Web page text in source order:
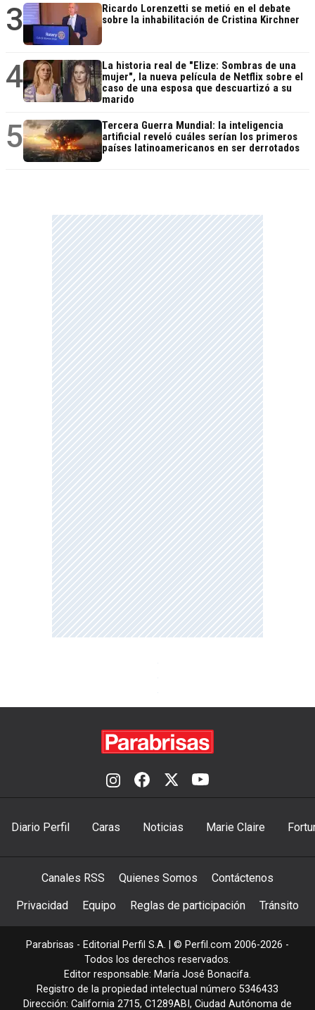
3
Ricardo Lorenzetti se metió en el debate
sobre la inhabilitación de Cristina Kirchner
4
La historia real de "Elize: Sombras de una
mujer", la nueva película de Netflix sobre el
caso de una esposa que descuartizó a su
marido
5
Tercera Guerra Mundial: la inteligencia
artificial reveló cuáles serían los primeros
países latinoamericanos en ser derrotados
Diario Perfil Caras Noticias Marie Claire
Canales RSS Quienes Somos Contáctenos
Privacidad Equipo Reglas de participación Tránsito
Parabrisas - Editorial Perfil S.A. | © Perfil.com 2006-2026 -
Todos los derechos reservados.
Editor responsable: María José Bonacifa.
Registro de la propiedad intelectual número 5346433
Dirección: California 2715, C1289ABI , Ciudad Autónoma de